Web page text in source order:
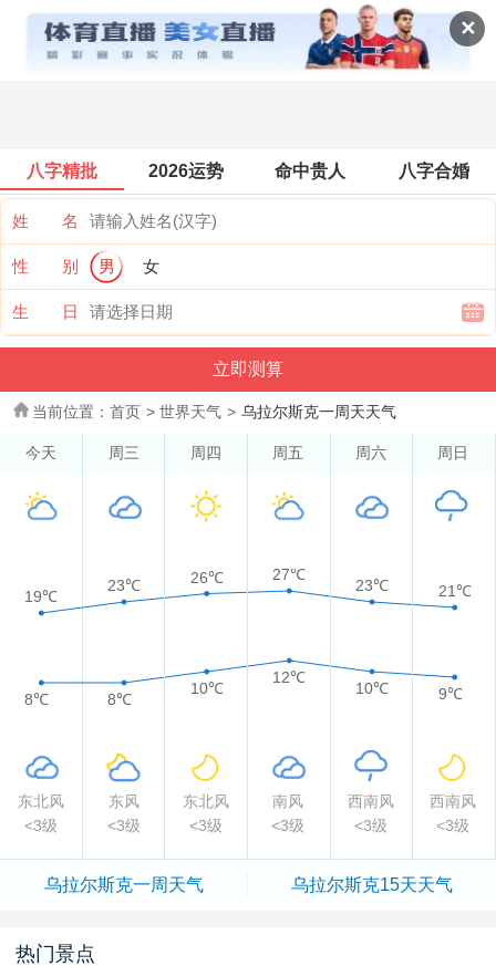
✕
世界天气
八字精批 2026运势 命中贵人 八字合婚
姓 名
性 别 男 女
生 日
当前位置： 首页 > 世界天气 > 乌拉尔斯克一周天天气
今天 周三 周四 周五 周六 周日
19℃
23℃ 26℃ 27℃
23℃ 21℃
8℃ 8℃
10℃
12℃
10℃ 9℃
东北风 东风 东北风 南风 西南风
西南风
<3级
<3级 <3级 <3级 <3级 <3级
乌拉尔斯克一周天气 乌拉尔斯克15天天气
热门景点